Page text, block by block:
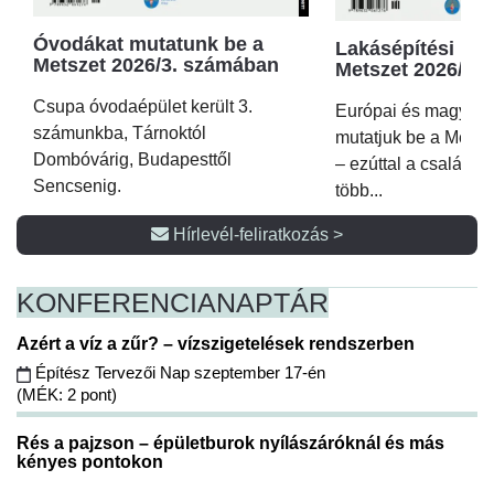
Óvodákat mutatunk be a
Metszet 2026/3. számában
Csupa óvodaépület került 3.
számunkba, Tárnoktól
Dombóvárig, Budapesttől
Sencsenig.
Lakásépítési
Metszet 2026/2.
Európai és magyar
mutatjuk be a
– ezúttal a családi
több...
Hírlevél-feliratkozás >
KONFERENCIANAPTÁR
Azért a víz a zűr? – vízszigetelések rendszerben
Építész Tervezői Nap szeptember 17-én
(MÉK: 2 pont)
Rés a pajzson – épületburok nyílászáróknál és más
kényes pontokon